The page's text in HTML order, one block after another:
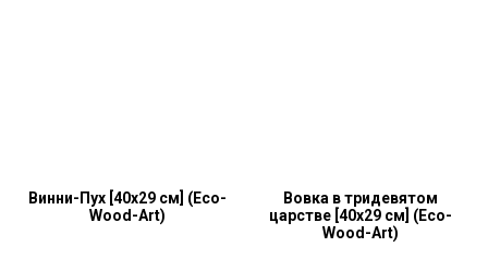
Винни-Пух [40x29 см] (Eco-
Wood-Art)
Вовка в тридевятом
царстве [40x29 см] (Eco-
Wood-Art)